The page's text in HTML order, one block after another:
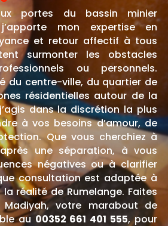
portes du bassin minier
j’apporte mon expertise en
et retour affectif à tous
surmonter les obstacles
ou personnels.
du centre-ville, du quartier de
résidentielles autour de la
dans la discrétion la plus
à vos besoins d’amour, de
Que vous cherchiez à
une séparation, à vous
négatives ou à clarifier
consultation est adaptée à
réalité de Rumelange. Faites
votre marabout de
au 00352 661 401 555, pour